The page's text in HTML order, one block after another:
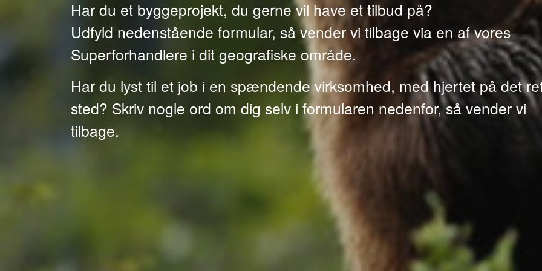
Har du et byggeprojekt, du gerne vil have et tilbud på?
Udfyld nedenstående formular, så vender vi tilbage via en af vores
Superforhandlere i dit geografiske område.
Har du lyst til et job i en spændende virksomhed, med hjertet på det
sted? Skriv nogle ord om dig selv i formularen nedenfor, så vender vi
tilbage.